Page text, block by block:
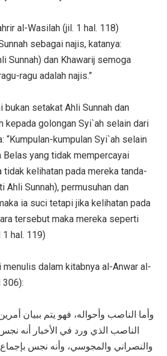
al-Wasilah (jil. 1 hal. 118)
sebagai najis, katanya:
Sunnah) dan Khawarij semoga
ragu adalah najis.”
bukan setakat Ahli Sunnah dan
kepada golongan Syi`ah selain dari
“Kumpulan-kumpulan Syi`ah selain
Belas yang tidak mempercayai
tidak kelihatan pada mereka tanda-
Ahli Sunnah), permusuhan dan
ia suci tetapi jika kelihatan pada
tersebut maka mereka seperti
1 hal. 119)
dalam kitabnya al-Anwar al-
306):
الناصب الذي ورد في الأخبار أنه
والنصراني والمجوسي، وأنه نجس